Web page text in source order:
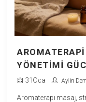
YÖNETIMI
31 Oca Aylin
Aromaterapi masaj,